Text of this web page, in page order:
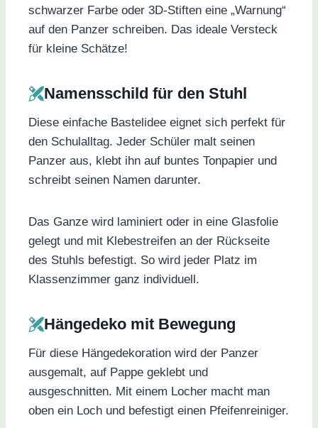
schwarzer Farbe oder 3D-Stiften eine „Warnung“
auf den Panzer schreiben. Das ideale Versteck
für kleine Schätze!
Namensschild für den Stuhl
Diese einfache Bastelidee eignet sich perfekt für
den Schulalltag. Jeder Schüler malt seinen
Panzer aus, klebt ihn auf buntes Tonpapier und
schreibt seinen Namen darunter.
Das Ganze wird laminiert oder in eine Glasfolie
gelegt und mit Klebestreifen an der Rückseite
des Stuhls befestigt. So wird jeder Platz im
Klassenzimmer ganz individuell.
Hängedeko mit Bewegung
Für diese Hängedekoration wird der Panzer
ausgemalt, auf Pappe geklebt und
ausgeschnitten. Mit einem Locher macht man
oben ein Loch und befestigt einen Pfeifenreiniger.